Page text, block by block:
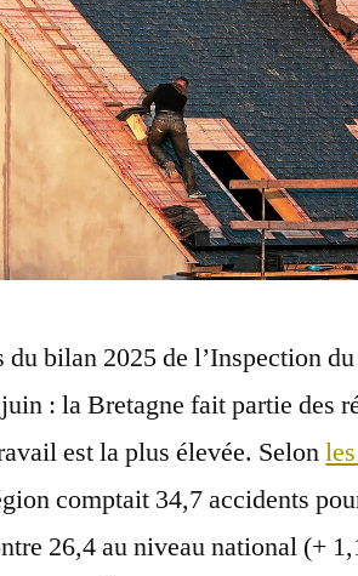
du bilan 2025 de l’Inspection
: la Bretagne fait partie des
est la plus élevée. Selon
comptait 34,7 accidents
26,4 au niveau national (+